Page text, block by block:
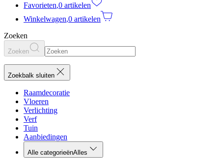
Favorieten,0 artikelen
Winkelwagen,0 artikelen
Zoeken
Zoeken
Zoekbalk sluiten
Raamdecoratie
Vloeren
Verlichting
Verf
Tuin
Aanbiedingen
Alle categorieënAlles